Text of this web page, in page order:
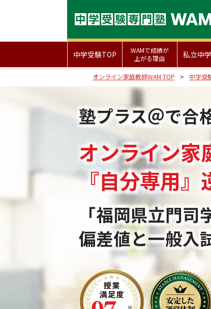
中学受験TOP
WAMで成績が
上がる理由
私立中
オンライン家庭教師WAM TOP 中学受
塾プラス＠で合
オンライン家
『自分専用』
「福岡県立門
偏差値と一般入